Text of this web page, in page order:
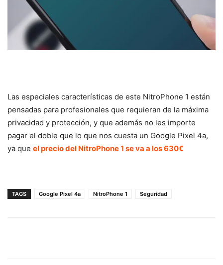
Las especiales características de este NitroPhone 1 están
pensadas para profesionales que requieran de la máxima
privacidad y protección, y que además no les importe
pagar el doble que lo que nos cuesta un Google Pixel 4a,
ya que el precio del NitroPhone 1 se va a los 630€
TAGS Google Pixel 4a NitroPhone 1 Seguridad